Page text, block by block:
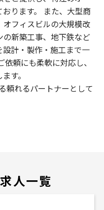
ります。 また、大型商
フィスビルの大規模改
新築工事、地下鉄など
計・製作・施工まで一
頼にも柔軟に対応し、
す。
頼れるパートナーとして
人一覧